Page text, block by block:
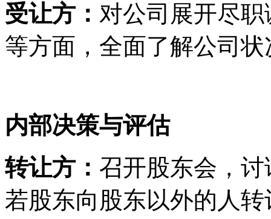
受让方： 对公司展开尽
等方面，全面了解公司
内部决策与评估
转让方： 召开股东会，
若股东向股东以外的人